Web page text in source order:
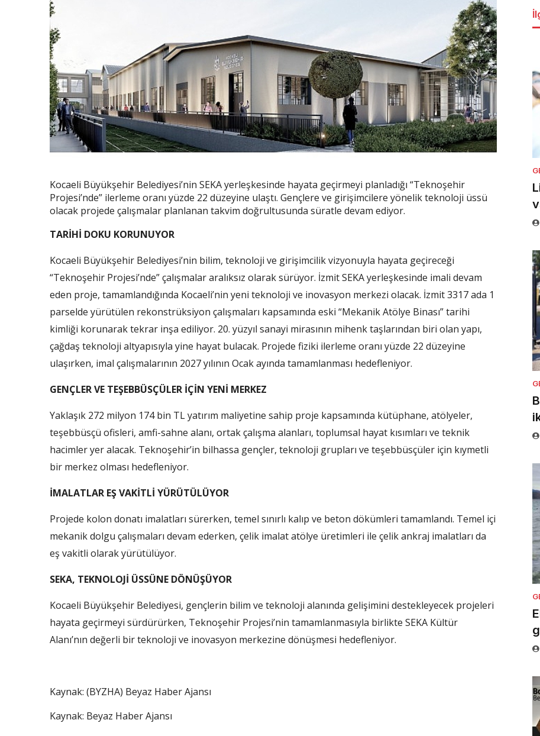
Kocaeli Büyükşehir Belediyesi’nin SEKA yerleşkesinde hayata geçirmeyi planladığı “Teknoşehir
Projesi’nde” ilerleme oranı yüzde 22 düzeyine ulaştı. Gençlere ve girişimcilere yönelik teknoloji üssü
olacak projede çalışmalar planlanan takvim doğrultusunda süratle devam ediyor.
TARİHİ DOKU KORUNUYOR
Kocaeli Büyükşehir Belediyesi’nin bilim, teknoloji ve girişimcilik vizyonuyla hayata geçireceği
“Teknoşehir Projesi’nde” çalışmalar aralıksız olarak sürüyor. İzmit SEKA yerleşkesinde imali devam
eden proje, tamamlandığında Kocaeli’nin yeni teknoloji ve inovasyon merkezi olacak. İzmit 3317 ada 1
parselde yürütülen rekonstrüksiyon çalışmaları kapsamında eski “Mekanik Atölye Binası” tarihi
kimliği korunarak tekrar inşa ediliyor. 20. yüzyıl sanayi mirasının mihenk taşlarından biri olan yapı,
çağdaş teknoloji altyapısıyla yine hayat bulacak. Projede fiziki ilerleme oranı yüzde 22 düzeyine
ulaşırken, imal çalışmalarının 2027 yılının Ocak ayında tamamlanması hedefleniyor.
GENÇLER VE TEŞEBBÜSÇÜLER İÇİN YENİ MERKEZ
Yaklaşık 272 milyon 174 bin TL yatırım maliyetine sahip proje kapsamında kütüphane, atölyeler,
teşebbüsçü ofisleri, amfi-sahne alanı, ortak çalışma alanları, toplumsal hayat kısımları ve teknik
hacimler yer alacak. Teknoşehir’in bilhassa gençler, teknoloji grupları ve teşebbüsçüler için kıymetli
bir merkez olması hedefleniyor.
İMALATLAR EŞ VAKİTLİ YÜRÜTÜLÜYOR
Projede kolon donatı imalatları sürerken, temel sınırlı kalıp ve beton dökümleri tamamlandı. Temel içi
mekanik dolgu çalışmaları devam ederken, çelik imalat atölye üretimleri ile çelik ankraj imalatları da
eş vakitli olarak yürütülüyor.
SEKA, TEKNOLOJİ ÜSSÜNE DÖNÜŞÜYOR
Kocaeli Büyükşehir Belediyesi, gençlerin bilim ve teknoloji alanında gelişimini destekleyecek projeleri
hayata geçirmeyi sürdürürken, Teknoşehir Projesi’nin tamamlanmasıyla birlikte SEKA Kültür
Alanı’nın değerli bir teknoloji ve inovasyon merkezine dönüşmesi hedefleniyor.
Kaynak: (BYZHA) Beyaz Haber Ajansı
Kaynak: Beyaz Haber Ajansı